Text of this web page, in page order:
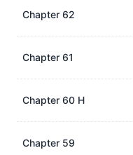
Chapter 62
Chapter 61
Chapter 60 H
Chapter 59